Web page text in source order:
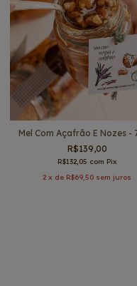
Mel Com Açafrão E Nozes -
R$139,00
R$132,05 com Pix
2 x de R$69,50 sem juros